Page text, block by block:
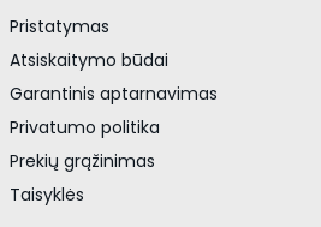
Pristatymas
Atsiskaitymo būdai
Garantinis aptarnavimas
Privatumo politika
Prekių grąžinimas
Taisyklės